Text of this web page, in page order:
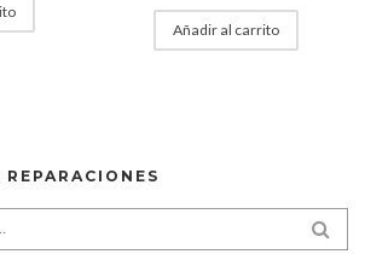
Añadir al carrito